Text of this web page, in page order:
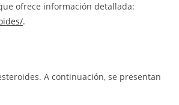
ofrece información detallada:
.
A continuación, se presentan